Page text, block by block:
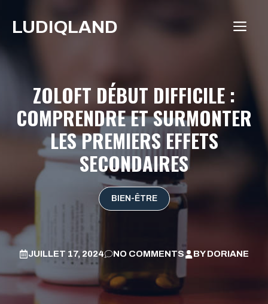
LUDIQLAND
ZOLOFT DÉBUT DIFFICILE :
COMPRENDRE ET SURMONTER
LES PREMIERS EFFETS
SECONDAIRES
BIEN-ÊTRE
JUILLET 17, 2024 NO COMMENTS BYDORIANE